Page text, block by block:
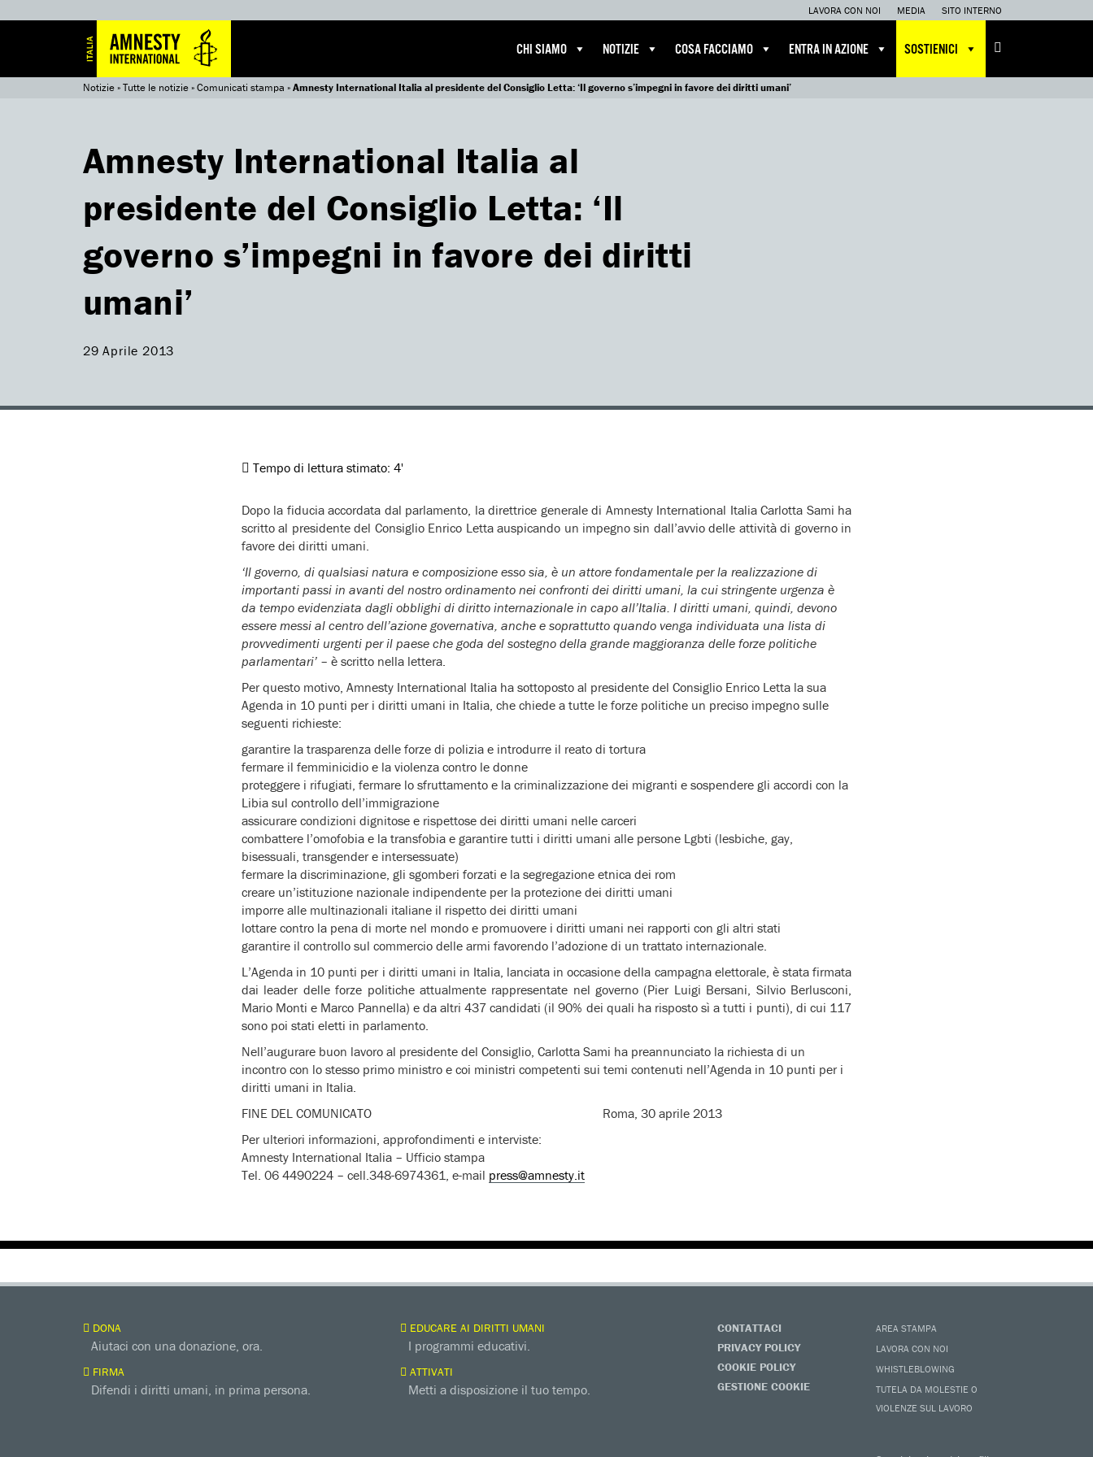
LAVORA CON NOI MEDIA SITO INTERNO
CHI SIAMO NOTIZIE COSA FACCIAMO ENTRA IN AZIONE SOSTIENICI
Notizie»Tutte le notizie»Comunicati stampa »Amnesty International Italia al presidente del Consiglio Letta: ‘Il governo s’impegni in favore dei diritti umani’
Amnesty International Italia al
presidente del Consiglio Letta: ‘Il
governo s’impegni in favore dei diritti
umani’
29 Aprile 2013
Tempo di lettura stimato: 4'
Dopo la fiducia accordata dal parlamento, la direttrice generale di Amnesty International Italia Carlotta Sami ha
scritto al presidente del Consiglio Enrico Letta auspicando un impegno sin dall’avvio delle attività di governo in
favore dei diritti umani.
‘Il governo, di qualsiasi natura e composizione esso sia, è un attore fondamentale per la realizzazione di
importanti passi in avanti del nostro ordinamento nei confronti dei diritti umani, la cui stringente urgenza è
da tempo evidenziata dagli obblighi di diritto internazionale in capo all’Italia. I diritti umani, quindi, devono
essere messi al centro dell’azione governativa, anche e soprattutto quando venga individuata una lista di
provvedimenti urgenti per il paese che goda del sostegno della grande maggioranza delle forze politiche
parlamentari’ – è scritto nella lettera.
Per questo motivo, Amnesty International Italia ha sottoposto al presidente del Consiglio Enrico Letta la sua
Agenda in 10 punti per i diritti umani in Italia, che chiede a tutte le forze politiche un preciso impegno sulle
seguenti richieste:
garantire la trasparenza delle forze di polizia e introdurre il reato di tortura
fermare il femminicidio e la violenza contro le donne
proteggere i rifugiati, fermare lo sfruttamento e la criminalizzazione dei migranti e sospendere gli accordi con la
Libia sul controllo dell’immigrazione
assicurare condizioni dignitose e rispettose dei diritti umani nelle carceri
combattere l’omofobia e la transfobia e garantire tutti i diritti umani alle persone Lgbti (lesbiche, gay,
bisessuali, transgender e intersessuate)
fermare la discriminazione, gli sgomberi forzati e la segregazione etnica dei rom
creare un’istituzione nazionale indipendente per la protezione dei diritti umani
imporre alle multinazionali italiane il rispetto dei diritti umani
lottare contro la pena di morte nel mondo e promuovere i diritti umani nei rapporti con gli altri stati
garantire il controllo sul commercio delle armi favorendo l’adozione di un trattato internazionale.
L’Agenda in 10 punti per i diritti umani in Italia, lanciata in occasione della campagna elettorale, è stata firmata
dai leader delle forze politiche attualmente rappresentate nel governo (Pier Luigi Bersani, Silvio Berlusconi,
Mario Monti e Marco Pannella) e da altri 437 candidati (il 90% dei quali ha risposto sì a tutti i punti), di cui 117
sono poi stati eletti in parlamento.
Nell’augurare buon lavoro al presidente del Consiglio, Carlotta Sami ha preannunciato la richiesta di un
incontro con lo stesso primo ministro e coi ministri competenti sui temi contenuti nell’Agenda in 10 punti per i
diritti umani in Italia.
FINE DEL COMUNICATO Roma, 30 aprile 2013
Per ulteriori informazioni, approfondimenti e interviste:
Amnesty International Italia – Ufficio stampa
Tel. 06 4490224 – cell.348-6974361, e-mail press@amnesty.it
DONA
Aiutaci con una donazione, ora.
FIRMA
Difendi i diritti umani, in prima persona.
EDUCARE AI DIRITTI UMANI
I programmi educativi.
ATTIVATI
Metti a disposizione il tuo tempo.
CONTATTACI
PRIVACY POLICY
COOKIE POLICY
GESTIONE COOKIE
AREA STAMPA
LAVORA CON NOI
WHISTLEBLOWING
TUTELA DA MOLESTIE O
VIOLENZE SUL LAVORO